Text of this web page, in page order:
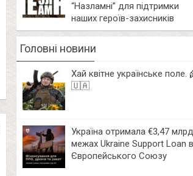
“Назламні” для підтримки
наших героїв-захисників
Головні новини
Хай квітне українське поле.
🇺🇦
Україна отримала €3,47
межах Ukraine Support Loan
Європейського Союзу